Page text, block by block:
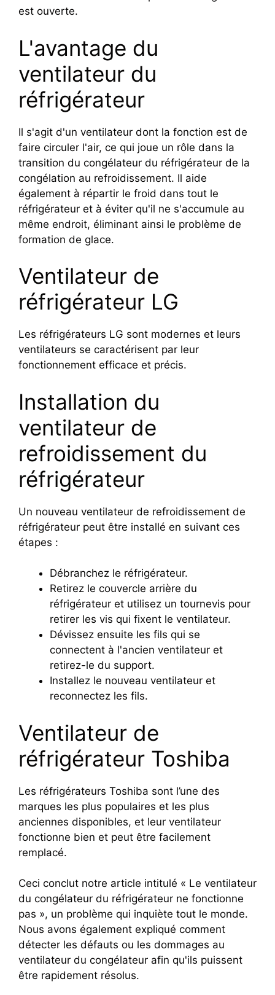
est ouverte.
L'avantage du
ventilateur du
réfrigérateur
Il s'agit d'un ventilateur dont la fonction est de
faire circuler l'air, ce qui joue un rôle dans la
transition du congélateur du réfrigérateur de la
congélation au refroidissement. Il aide
également à répartir le froid dans tout le
réfrigérateur et à éviter qu'il ne s'accumule au
même endroit, éliminant ainsi le problème de
formation de glace.
Ventilateur de
réfrigérateur LG
Les réfrigérateurs LG sont modernes et leurs
ventilateurs se caractérisent par leur
fonctionnement efficace et précis.
Installation du
ventilateur de
refroidissement du
réfrigérateur
Un nouveau ventilateur de refroidissement de
réfrigérateur peut être installé en suivant ces
étapes :
Débranchez le réfrigérateur.
Retirez le couvercle arrière du
réfrigérateur et utilisez un tournevis pour
retirer les vis qui fixent le ventilateur.
Dévissez ensuite les fils qui se
connectent à l'ancien ventilateur et
retirez-le du support.
Installez le nouveau ventilateur et
reconnectez les fils.
Ventilateur de
réfrigérateur Toshiba
Les réfrigérateurs Toshiba sont l’une des
marques les plus populaires et les plus
anciennes disponibles, et leur ventilateur
fonctionne bien et peut être facilement
remplacé.
Ceci conclut notre article intitulé « Le ventilateur
du congélateur du réfrigérateur ne fonctionne
pas », un problème qui inquiète tout le monde.
Nous avons également expliqué comment
détecter les défauts ou les dommages au
ventilateur du congélateur afin qu'ils puissent
être rapidement résolus.